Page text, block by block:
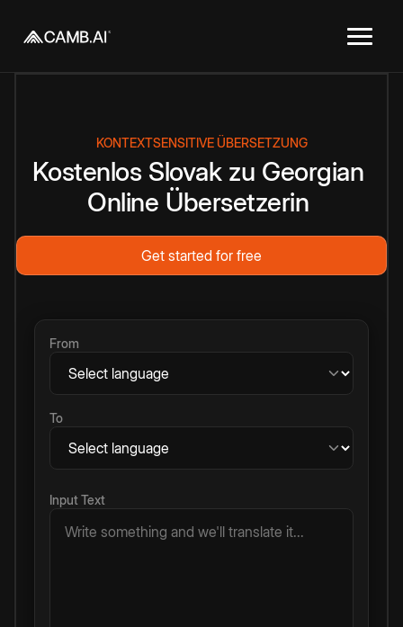
KONTEXTSENSITIVE ÜBERSETZUNG
Kostenlos Slovak zu Georgian
Online Übersetzerin
Get started for free
From
To
Input Text